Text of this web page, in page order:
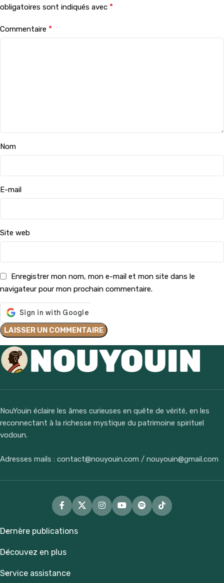
obligatoires sont indiqués avec *
Commentaire *
Nom
E-mail
Site web
Enregistrer mon nom, mon e-mail et mon site dans le
navigateur pour mon prochain commentaire.
NouYouin éclaire les âmes curieuses en quête de vérité, en les
reconnectant à la richesse mystique du patrimoine spirituel
vodoun.
Adresses mails : contact@nouyouin.com / nouyouin@gmail.com
Dernère publications
Découvez en plus
Service assistance